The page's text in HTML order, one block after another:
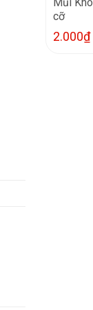
Mũi
cỡ
2.000₫